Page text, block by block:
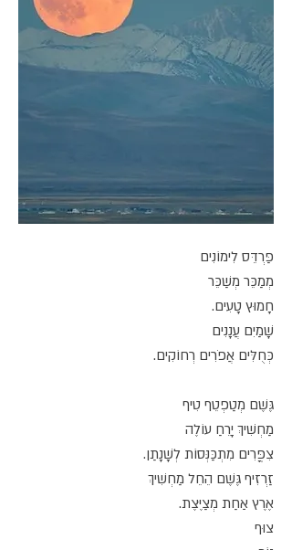
פַּרְדֵּס לִימוֹנִים
מְמַכֵּר מְשַׁכֵּר
חָמוּץ טָעִים.
שָׁמַיִם עֲנָנִים
כְּחֻלִּים אֲפֹרִים רְחוֹקִים.
גֶּשֶׁם מְטַפְטֵף טִיף
מַחְשִׁיךְ יָרֵחַ עוֹלֶה
צִפֳּרִים מִתְכַּנְּסוֹת לְשָׁנָתַן.
זַרְזִיף גֶּשֶׁם הֵחֵל מַחְשִׁיךְ
אֶרֶץ אַחַת מְצַיֶּצֶת.
צוּף